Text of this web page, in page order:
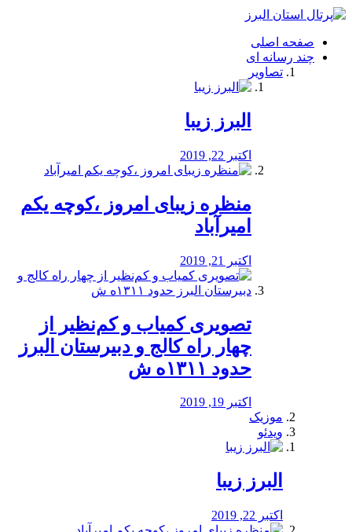
فصد
شرق
تهران
خشکشویی
صفحه اصلی
چند رسانه ای
تصاویر
البرز زیبا
اکتبر 22, 2019
منظره‌‌ زیبای امروز ،کوچه یکم
امیرآباد
اکتبر 21, 2019
️تصویری کمیاب و کم‌نظیر از
چهار راه كالج و دبيرستان البرز
حدود ۱۳۱۱ه ش
اکتبر 19, 2019
موزیک
ویدئو
البرز زیبا
اکتبر 22, 2019